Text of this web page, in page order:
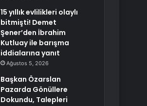
15 yıllık evlilikleri olaylı
bitmişti! Demet
Şener’den İbrahim
Kutluay ile barışma
iddialarına yanıt
Ağustos 5, 2026
Başkan Özarslan
Pazarda Gönüllere
Dokundu, Talepleri